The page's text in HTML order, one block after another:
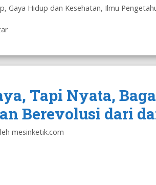
, Gaya Hidup dan Kesehatan, Ilmu
Tapi Nyata,
Berevolusi dari
mesinketik.com